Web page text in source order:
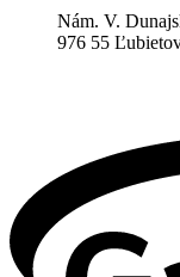
Nám. V.
976 55